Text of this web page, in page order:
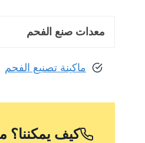
معدات صنع الفحم
ماكينة تصنيع الفحم
كيف يمكننا؟